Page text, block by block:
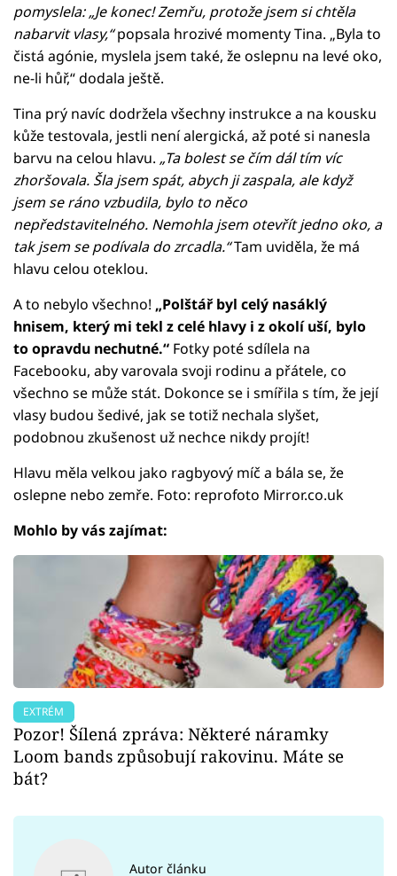
pomyslela: „Je konec! Zemřu, protože jsem si chtěla
nabarvit vlasy,“popsala hrozivé momenty Tina. „Byla to
čistá agónie, myslela jsem také, že oslepnu na levé oko,
ne-li hůř,“ dodala ještě.
Tina prý navíc dodržela všechny instrukce a na kousku
kůže testovala, jestli není alergická, až poté si nanesla
barvu na celou hlavu. „Ta bolest se čím dál tím víc
zhoršovala. Šla jsem spát, abych ji zaspala, ale když
jsem se ráno vzbudila, bylo to něco
nepředstavitelného. Nemohla jsem otevřít jedno oko, a
tak jsem se podívala do zrcadla.“Tam uviděla, že má
hlavu celou oteklou.
A to nebylo všechno! „Polštář byl celý nasáklý
hnisem, který mi tekl z celé hlavy i z okolí uší, bylo
to opravdu nechutné.“ Fotky poté sdílela na
Facebooku, aby varovala svoji rodinu a přátele, co
všechno se může stát. Dokonce se i smířila s tím, že její
vlasy budou šedivé, jak se totiž nechala slyšet,
podobnou zkušenost už nechce nikdy projít!
Hlavu měla velkou jako ragbyový míč a bála se, že
oslepne nebo zemře. Foto: reprofoto Mirror.co.uk
Mohlo by vás zajímat:
EXTRÉM
Pozor! Šílená zpráva: Některé náramky
Loom bands způsobují rakovinu. Máte se
bát?
Autor článku